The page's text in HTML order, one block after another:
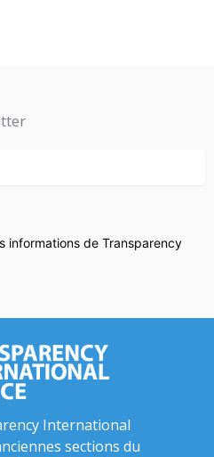
informations de Transparency
International
sections du